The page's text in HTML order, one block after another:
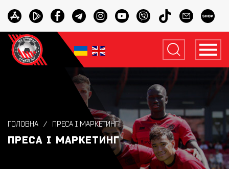
ГОЛОВНА ПРЕСА І МАРКЕТИНГ
ПРЕСА І МАРКЕТИНГ